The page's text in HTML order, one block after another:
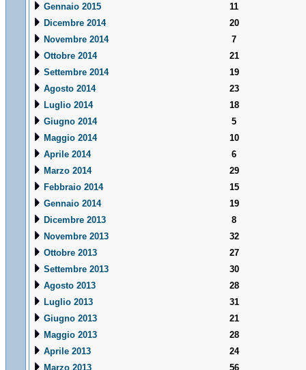
Gennaio 2015
11
Dicembre 2014
20
Novembre 2014
7
Ottobre 2014
21
Settembre 2014
19
Agosto 2014
23
Luglio 2014
18
Giugno 2014
5
Maggio 2014
10
Aprile 2014
6
Marzo 2014
29
Febbraio 2014
15
Gennaio 2014
19
Dicembre 2013
8
Novembre 2013
32
Ottobre 2013
27
Settembre 2013
30
Agosto 2013
28
Luglio 2013
31
Giugno 2013
21
Maggio 2013
28
Aprile 2013
24
Marzo 2013
56